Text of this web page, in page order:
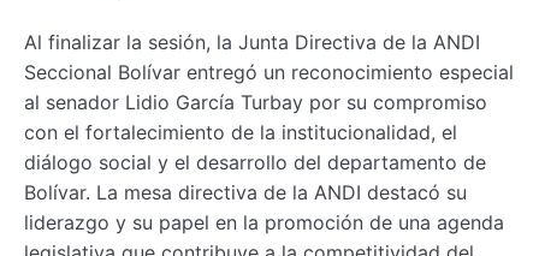
Al finalizar la sesión, la Junta Directiva de la ANDI
Seccional Bolívar entregó un reconocimiento especial
al senador Lidio García Turbay por su compromiso
con el fortalecimiento de la institucionalidad, el
diálogo social y el desarrollo del departamento de
Bolívar. La mesa directiva de la ANDI destacó su
liderazgo y su papel en la promoción de una agenda